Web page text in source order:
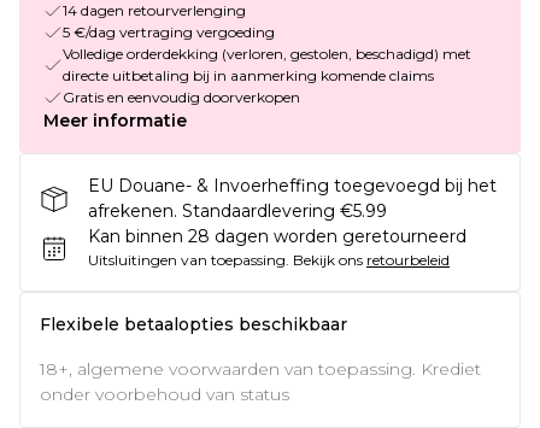
14 dagen retourverlenging
5 €/dag vertraging vergoeding
Volledige orderdekking (verloren, gestolen, beschadigd) met
directe uitbetaling bij in aanmerking komende claims
Gratis en eenvoudig doorverkopen
Meer informatie
EU Douane- & Invoerheffing toegevoegd bij het
afrekenen. Standaardlevering €5.99
Kan binnen 28 dagen worden geretourneerd
Uitsluitingen van toepassing. Bekijk ons retourbeleid
Flexibele betaalopties beschikbaar
18+, algemene voorwaarden van toepassing. Krediet
onder voorbehoud van status